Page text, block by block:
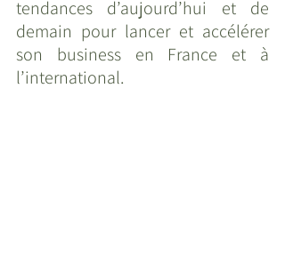
tendances d’aujourd’hui et de
demain pour lancer et accélérer
son business en France et à
l’international.